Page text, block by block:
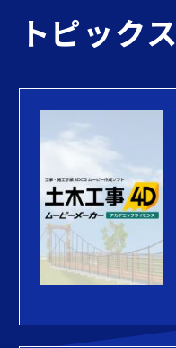
トピックス